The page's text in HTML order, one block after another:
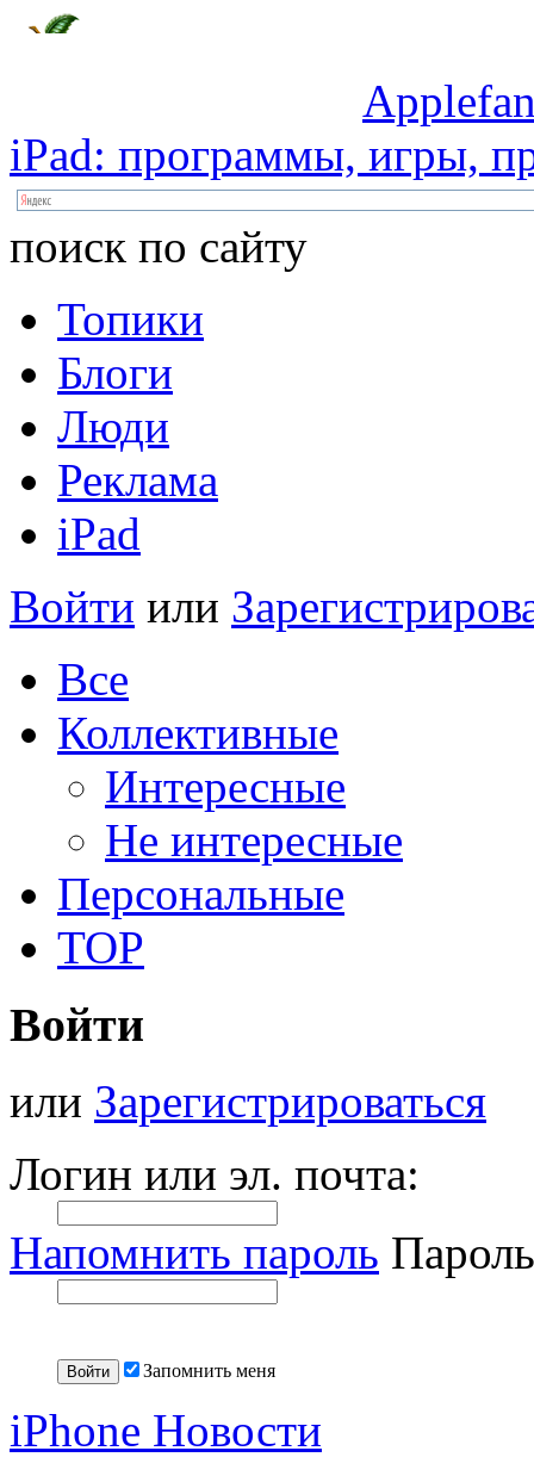
iPad: программы, игры,
поиск по сайту
Топики
Блоги
Люди
Реклама
iPad
Войти или
Все
Коллективные
Интересные
Не интересные
Персональные
TOP
Войти
или Зарегистрироваться
Логин или эл. почта:
Напомнить пароль
Запомнить меня
iPhone Новости